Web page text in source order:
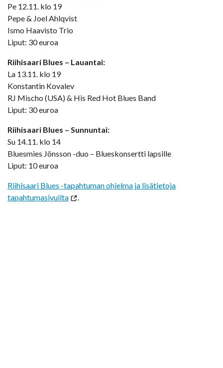
Pe 12.11. klo 19
Pepe & Joel Ahlqvist
Ismo Haavisto Trio
Liput: 30 euroa
Riihisaari Blues – Lauantai:
La 13.11. klo 19
Konstantin Kovalev
RJ Mischo (USA) & His Red Hot Blues Band
Liput: 30 euroa
Riihisaari Blues – Sunnuntai:
Su 14.11. klo 14
Bluesmies Jönsson -duo – Blueskonsertti lapsille
Liput: 10 euroa
Riihisaari Blues -tapahtuman ohjelma ja lisätietoja
tapahtumasivuilta
.